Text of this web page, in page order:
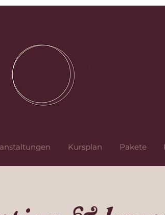
Kursplan Pakete